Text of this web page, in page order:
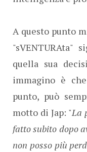
A questo punto
"sVENTURAta"
quella sua
immagino è
punto, può
motto di Jap: "La
fatto subito dopo
non posso più